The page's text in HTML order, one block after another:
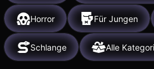
Horror Für Jungen
Schlange Alle